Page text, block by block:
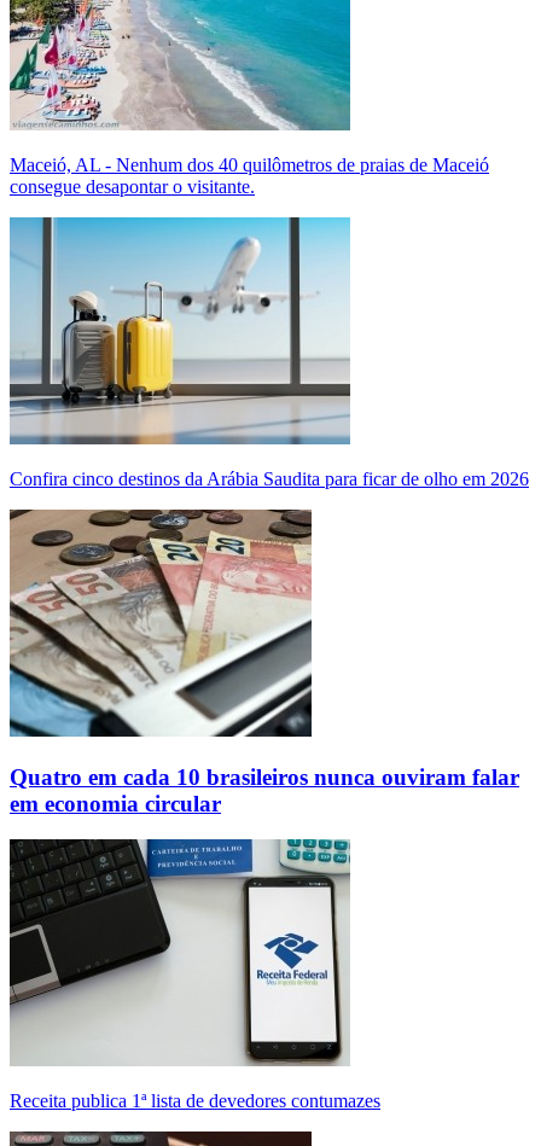
Maceió, AL - Nenhum dos 40 quilômetros de praias de Maceió
consegue desapontar o visitante.
Confira cinco destinos da Arábia Saudita para ficar de olho em 2026
Quatro em cada 10 brasileiros nunca ouviram falar
em economia circular
Receita publica 1ª lista de devedores contumazes